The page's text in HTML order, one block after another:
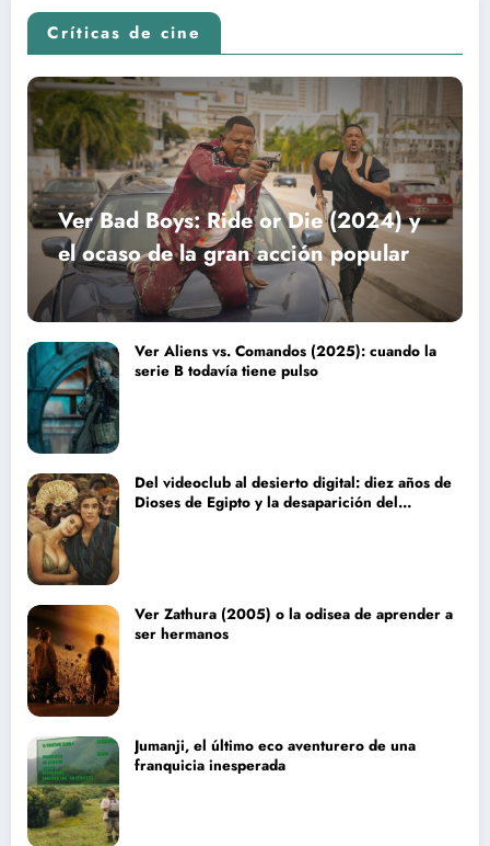
Críticas de cine
Ver Bad Boys: Ride or Die (2024) y
el ocaso de la gran acción popular
Ver Aliens vs. Comandos (2025): cuando la
serie B todavía tiene pulso
Del videoclub al desierto digital: diez años de
Dioses de Egipto y la desaparición del
Ver Zathura (2005) o la odisea de aprender a
ser hermanos
Jumanji, el último eco aventurero de una
franquicia inesperada